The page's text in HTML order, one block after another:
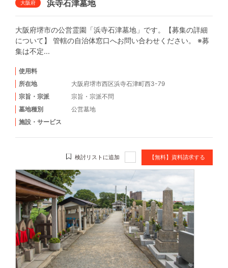
大阪府 浜寺石津墓地
大阪府堺市の公営霊園「浜寺石津墓地」です。【募集の詳細
について】 管轄の自治体窓口へお問い合わせください。 ※募
集は不定...
使用料
所在地
大阪府堺市西区浜寺石津町西3-79
宗旨・宗派
宗旨・宗派不問
墓地種別
公営墓地
施設・サービス
検討リストに追加 【無料】資料請求する